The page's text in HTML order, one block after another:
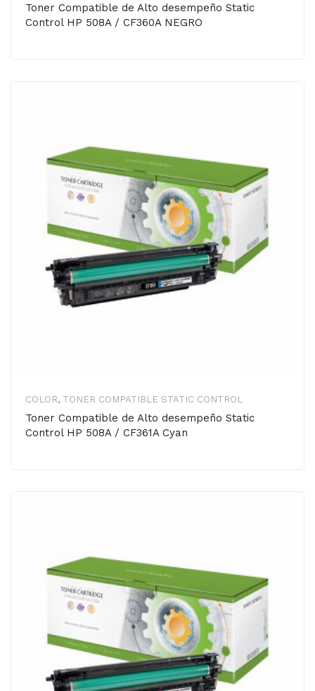
Toner Compatible de Alto desempeño Static
Control HP 508A / CF360A NEGRO
COLOR, TONER COMPATIBLE STATIC CONTROL
Toner Compatible de Alto desempeño Static
Control HP 508A / CF361A Cyan